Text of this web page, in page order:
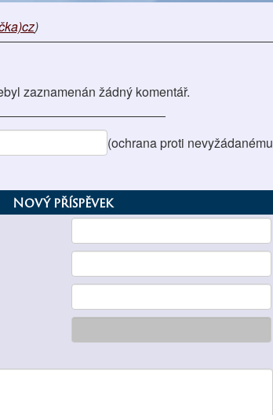
)
zaznamenán žádný komentář.
(ochrana proti nevyžádanému
Nový příspěvek